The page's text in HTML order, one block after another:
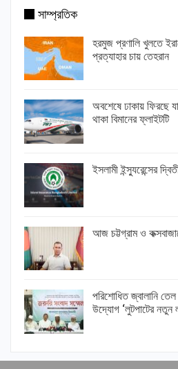
সাম্প্রতিক
হরমুজ প্রণালি খুলতে
প্রত্যাহার চায় তেহরান
অবশেষে ঢাকায় ফিরছে
থাকা বিমানের ফ্লাইটটি
ইসলামী ইন্স্যুরেন্সের
আজ চট্টগ্রাম ও
পরিশোধিত জ্বালানি
উদ্যোগ ‘লুটপাটের নতুন